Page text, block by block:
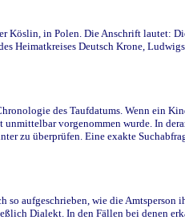
in Polen. Die Anschrift lautet:
Heimatkreises Deutsch Krone,
des Taufdatums. Wenn ein
vorgenommen wurde. In
zu überprüfen. Eine exakte
aufgeschrieben, wie die Amtsperson
Dialekt. In den Fällen bei denen